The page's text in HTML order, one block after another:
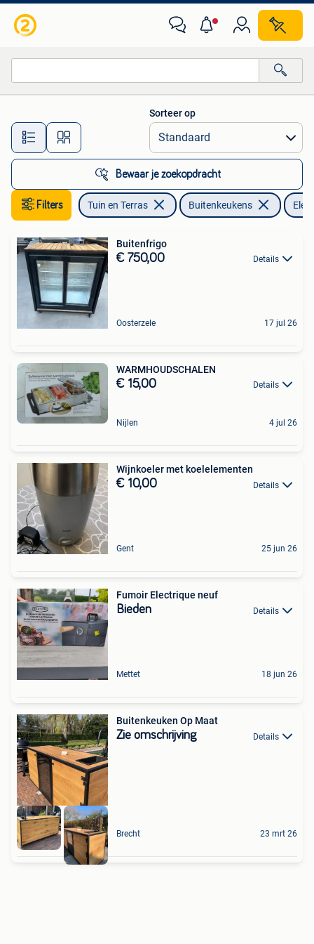
Alle afstanden…
Sorteer op
Bewaar je zoekopdracht
Filters Tuin en Terras Buitenkeukens
Buitenfrigo
€ 750,00 Details
Oosterzele 17 jul 26
WARMHOUDSCHALEN
€ 15,00 Details
Nijlen 4 jul 26
Wijnkoeler met koelelementen
€ 10,00 Details
Gent 25 jun 26
Fumoir Electrique neuf
Bieden Details
Mettet 18 jun 26
Buitenkeuken Op Maat
Zie omschrijving Details
Brecht 23 mrt 26